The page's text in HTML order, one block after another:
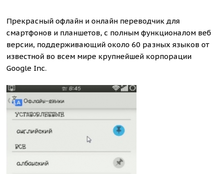
Прекрасный офлайн и онлайн переводчик для
смартфонов и планшетов, с полным функционалом веб
версии, поддерживающий около 60 разных языков от
известной во всем мире крупнейшей корпорации
Google Inc.